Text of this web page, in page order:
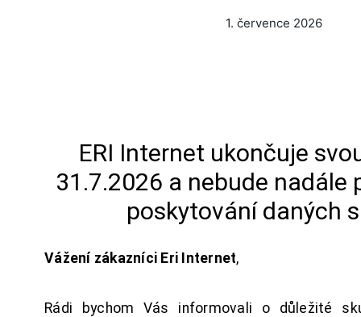
1. července 2026
ERI Internet ukončuje
31.7.2026 a nebude nadále
poskytování daných
Vážení zákazníci Eri Internet,
Rádi bychom Vás informovali o důležité